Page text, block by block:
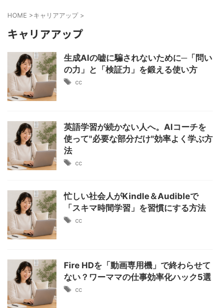
HOME >キャリアアップ >
キャリアアップ
生成AIの嘘に騙されないために─「問い
の力」と「検証力」を鍛える使い方
cc
英語学習が続かない人へ。AIコーチを
使って"必要な部分だけ"効率よく学ぶ方
法
cc
忙しい社会人がKindle＆Audibleで
「スキマ時間学習」を習慣にする方法
cc
Fire HDを「動画専用機」で終わらせて
ない？ワーママの仕事効率化ハック5選
cc